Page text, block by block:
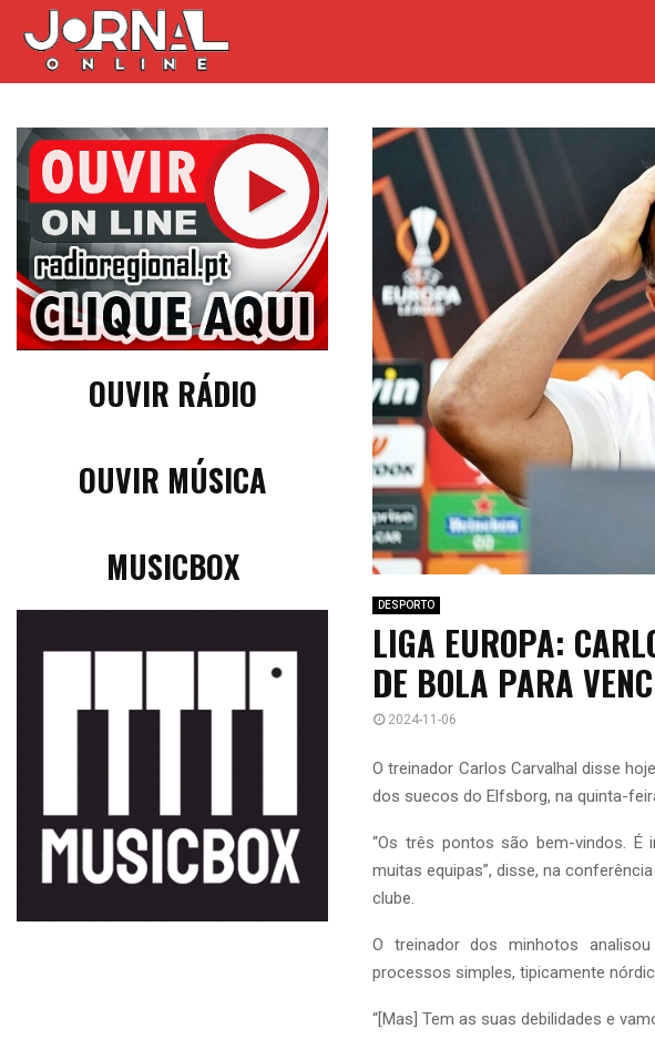
DESPORTO
LIGA EUROPA:
DE BOLA PARA
2024-11-06
O treinador Carlos Carvalhal disse
dos suecos do Elfsborg, na quinta-
“Os três pontos são bem-vindos.
muitas equipas”, disse, na
clube.
O treinador dos minhotos
processos simples, tipicamente
“[Mas] Tem as suas debilidades e
OUVIR RÁDIO
OUVIR MÚSICA
MUSICBOX